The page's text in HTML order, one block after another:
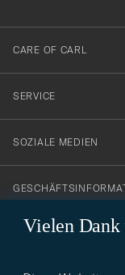
Vielen Dank
dig
till
vårt
nyhetsbrev!
CARE OF CARL
SERVICE
SOZIALE MEDIEN